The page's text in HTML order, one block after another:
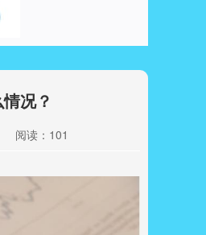
况？
阅读：101